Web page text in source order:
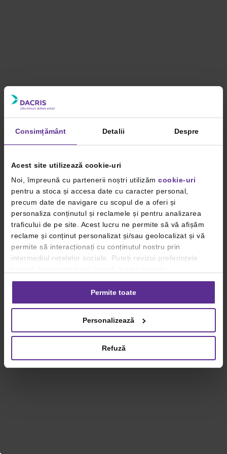
Consimțământ Detalii Despre
Acest site utilizează cookie-uri
Noi, împreună cu partenerii noștri utilizăm cookie-uri
pentru a stoca și accesa date cu caracter personal,
precum date de navigare cu scopul de a oferi și
personaliza conținutul și reclamele și pentru analizarea
traficului de pe site. Acest lucru ne permite să vă afișăm
reclame și conținut personalizat și/sau geolocalizat și vă
permite să interacționați cu conținutul nostru prin
intermediul rețelelor sociale. Puteți revizui preferințele
consimțământul oricând, făcând click pe linkul către
setările dvs. de cookie-uri.
privind utilizarea modulelor cookie.Detalii
Permite toate
Personalizează
Refuză